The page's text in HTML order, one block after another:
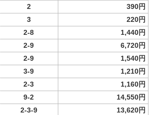
2
390円
3
220円
2-8
1,440円
2-9 6,720円
2-9
1,540円
3-9
1,210円
2-3
1,160円
9-2
14,550円
2-3-9 13,620円